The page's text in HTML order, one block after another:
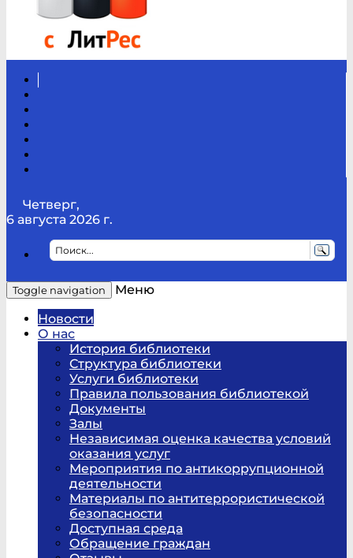
Четверг,
6 августа 2026 г.
Toggle navigation
Меню
Новости
О нас
История библиотеки
Структура библиотеки
Услуги библиотеки
Правила пользования библиотекой
Документы
Залы
Независимая оценка качества условий
оказания услуг
Мероприятия по антикоррупционной
деятельности
Материалы по антитеррористической
безопасности
Доступная среда
Обращение граждан